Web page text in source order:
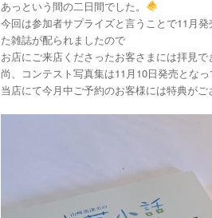
あっという間の二日間でした。
今回は参加者サプライズと言うことで11月
た雑誌が配られましたので
お店にご来店くださったお客さまには拝見で
尚、コンテスト写真集は11月10日発売となっ
当店にて今月中ご予約のお客様には特典がご